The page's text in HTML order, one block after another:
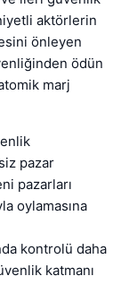
aktörlerin
önleyen
ödün
marj
pazar
pazarları
oylamasına
kontrolü daha
katmanı